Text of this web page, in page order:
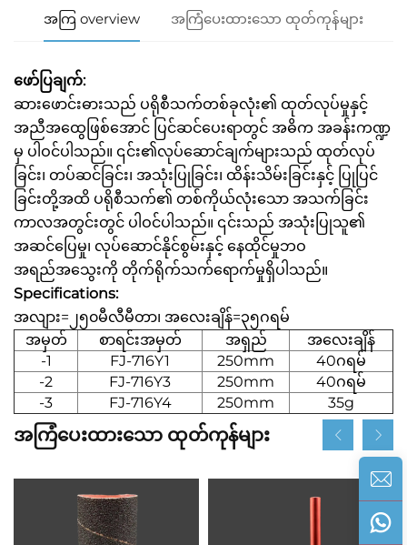
အကြ overview အကြံပေးထားသော ထုတ်ကုန်များ
ဖော်ပြချက်:
ဆားဖောင်းဓားသည် ပရိုစီသက်တစ်ခုလုံး၏ ထုတ်လုပ်မှုနှင့်
အညီအထွေဖြစ်အောင် ပြင်ဆင်ပေးရာတွင် အဓိက အခန်းကဏ္ဍ
မှ ပါဝင်ပါသည်။ ၎င်း၏လုပ်ဆောင်ချက်များသည် ထုတ်လုပ်
ခြင်း၊ တပ်ဆင်ခြင်း၊ အသုံးပြုခြင်း၊ ထိန်းသိမ်းခြင်းနှင့် ပြုပြင်
ခြင်းတို့အထိ ပရိုစီသက်၏ တစ်ကိုယ်လုံးသော အသက်ခြင်း
ကာလအတွင်းတွင် ပါဝင်ပါသည်။ ၎င်းသည် အသုံးပြုသူ၏
အဆင်ပြေမှု၊ လုပ်ဆောင်နိုင်စွမ်းနှင့် နေထိုင်မှုဘဝ
အရည်အသွေးကို တိုက်ရိုက်သက်ရောက်မှုရှိပါသည်။
Specifications:
အလျား=၂၅၀မီလီမီတာ၊ အလေးချိန်=၃၅ဂရမ်
အမှတ်
စာရင်းအမှတ် အရှည်
အလေးချိန်
-1
FJ-716Y1 250mm
40ဂရမ်
-2
FJ-716Y3 250mm
40ဂရမ်
-3
FJ-716Y4 250mm 35g
အကြံပေးထားသော ထုတ်ကုန်များ